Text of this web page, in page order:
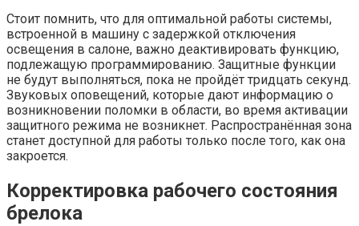
Стоит помнить, что для оптимальной работы системы,
встроенной в машину с задержкой отключения
освещения в салоне, важно деактивировать функцию,
подлежащую программированию. Защитные функции
не будут выполняться, пока не пройдёт тридцать секунд.
Звуковых оповещений, которые дают информацию о
возникновении поломки в области, во время активации
защитного режима не возникнет. Распространённая зона
станет доступной для работы только после того, как она
закроется.
Корректировка рабочего состояния
брелока